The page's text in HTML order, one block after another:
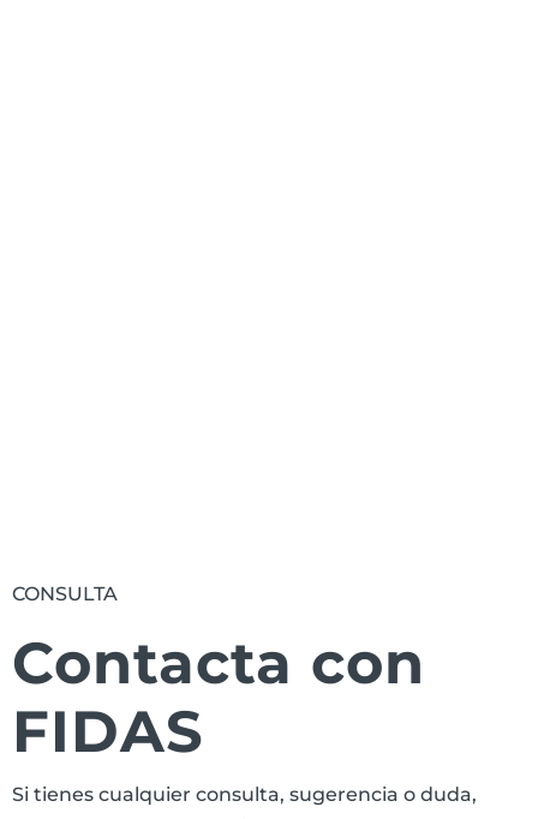
CONSULTA
Contacta con
FIDAS
Si tienes cualquier consulta, sugerencia o duda,